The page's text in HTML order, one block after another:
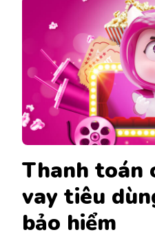
Thanh toán
vay tiêu
bảo hiểm